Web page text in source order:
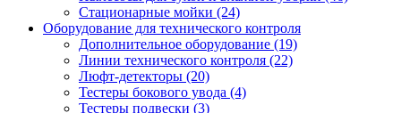
Стационарные мойки (24)
Оборудование для технического контроля
Дополнительное оборудование (19)
Линии технического контроля (22)
Люфт-детекторы (20)
Тестеры бокового увода (4)
Тестеры подвески (3)